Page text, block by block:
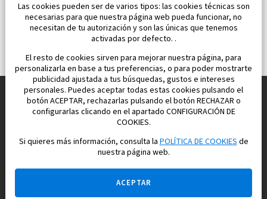
Construimos y vendemos propiedades
para su vida feliz en España
Las cookies pueden ser de varios tipos: las cookies técnicas son
necesarias para que nuestra página web pueda funcionar, no
necesitan de tu autorización y son las únicas que tenemos
activadas por defecto. .
El resto de cookies sirven para mejorar nuestra página, para
personalizarla en base a tus preferencias, o para poder mostrarte
publicidad ajustada a tus búsquedas, gustos e intereses
personales. Puedes aceptar todas estas cookies pulsando el
botón ACEPTAR, rechazarlas pulsando el botón RECHAZAR o
configurarlas clicando en el apartado CONFIGURACIÓN DE
COOKIES.
Si quieres más información, consulta laPOLÍTICA DE COOKIESde
nuestra página web.
ACEPTAR